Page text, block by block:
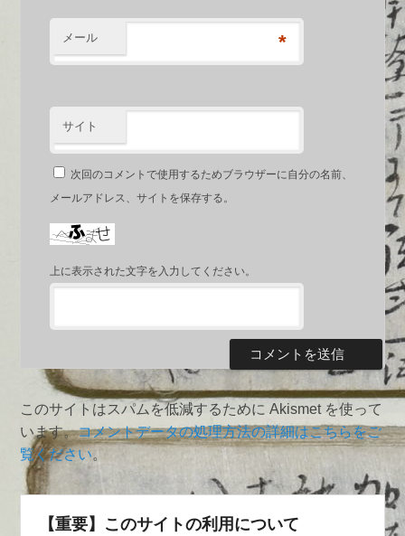
メール *
サイト
次回のコメントで使用するためブラウザーに自分の名前、
メールアドレス、サイトを保存する。
上に表示された文字を入力してください。
このサイトはスパムを低減するために Akismet を使って
います。コメントデータの処理方法の詳細はこちらをご
覧ください。
【重要】このサイトの利用について